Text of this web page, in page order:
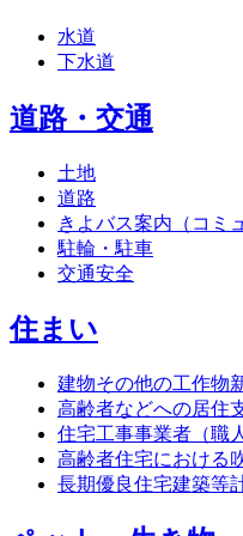
水道
下水道
道路・交通
土地
道路
きよバス案内（コミ
駐輪・駐車
交通安全
住まい
建物その他の工作物
高齢者などへの居住
住宅工事事業者（職
高齢者住宅における
長期優良住宅建築等